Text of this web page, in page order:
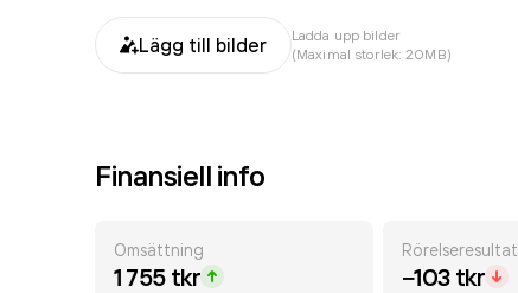
Lägg till bilder
Ladda upp bilder
(Maximal storlek: 20MB)
Finansiell info
Omsättning
1 755 tkr
Rörelseresultat
−103 tkr